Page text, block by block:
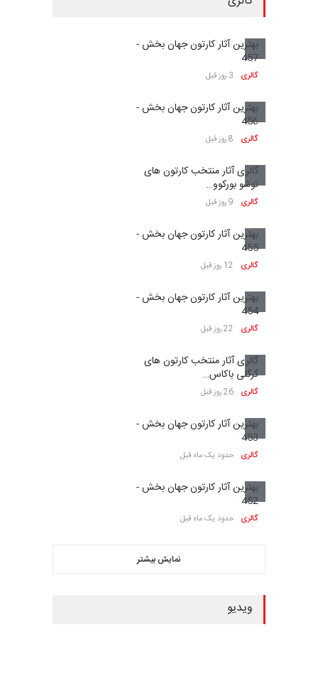
بهترین آثار کارتون جهان بخش -
457
گالری 3 روز قبل
بهترین آثار کارتون جهان بخش -
456
گالری 8 روز قبل
گالری آثار منتخب کارتون های
توشو بورکوو…
گالری 9 روز قبل
بهترین آثار کارتون جهان بخش -
455
گالری 12 روز قبل
بهترین آثار کارتون جهان بخش -
454
گالری 22 روز قبل
گالری آثار منتخب کارتون های
گرگلی باکاس…
گالری 26 روز قبل
بهترین آثار کارتون جهان بخش -
453
گالری حدود یک ماه قبل
بهترین آثار کارتون جهان بخش -
452
گالری حدود یک ماه قبل
نمایش بیشتر
ویدیو